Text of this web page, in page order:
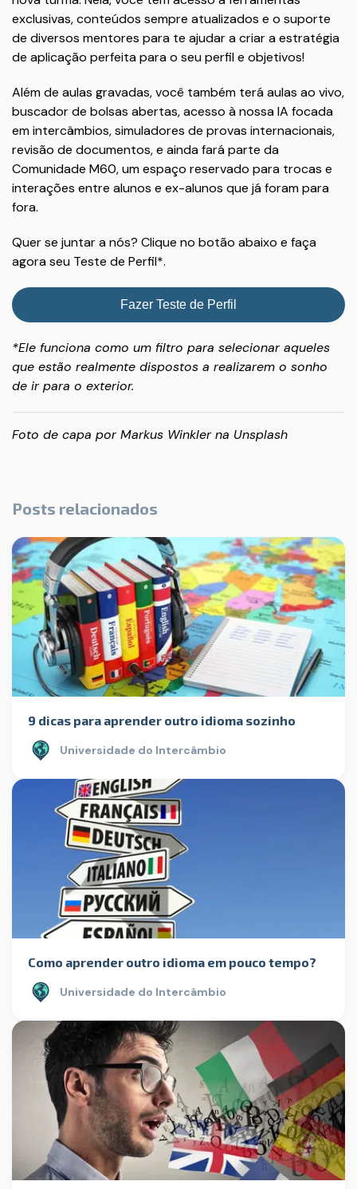
exclusivas, conteúdos sempre atualizados e o suporte
de diversos mentores para te ajudar a criar a estratégia
de aplicação perfeita para o seu perfil e objetivos!
Além de aulas gravadas, você também terá aulas ao vivo,
buscador de bolsas abertas, acesso à nossa IA focada
em intercâmbios, simuladores de provas internacionais,
revisão de documentos, e ainda fará parte da
Comunidade M60, um espaço reservado para trocas e
interações entre alunos e ex-alunos que já foram para
fora.
Quer se juntar a nós? Clique no botão abaixo e faça
agora seu Teste de Perfil*.
Fazer Teste de Perfil
*Ele funciona como um filtro para selecionar aqueles
que estão realmente dispostos a realizarem o sonho
de ir para o exterior.
Foto de capa porMarkus Winklerna Unsplash
Posts relacionados
9 dicas para aprender outro idioma sozinho
Universidade do Intercâmbio
Como aprender outro idioma em pouco tempo?
Universidade do Intercâmbio